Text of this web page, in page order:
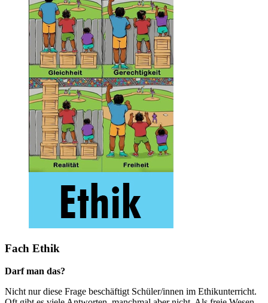
Fach Ethik
Darf man das?
Nicht nur diese Frage beschäftigt Schüler/innen im Ethikunterricht.